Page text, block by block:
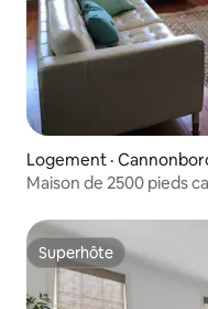
Logement ·
Maison de 2500 pieds
Superhôte
Superhôte